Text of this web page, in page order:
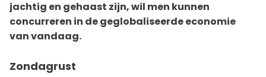
jachtig en gehaast zijn, wil men kunnen
concurreren in de geglobaliseerde economie
van vandaag.
Zondagrust